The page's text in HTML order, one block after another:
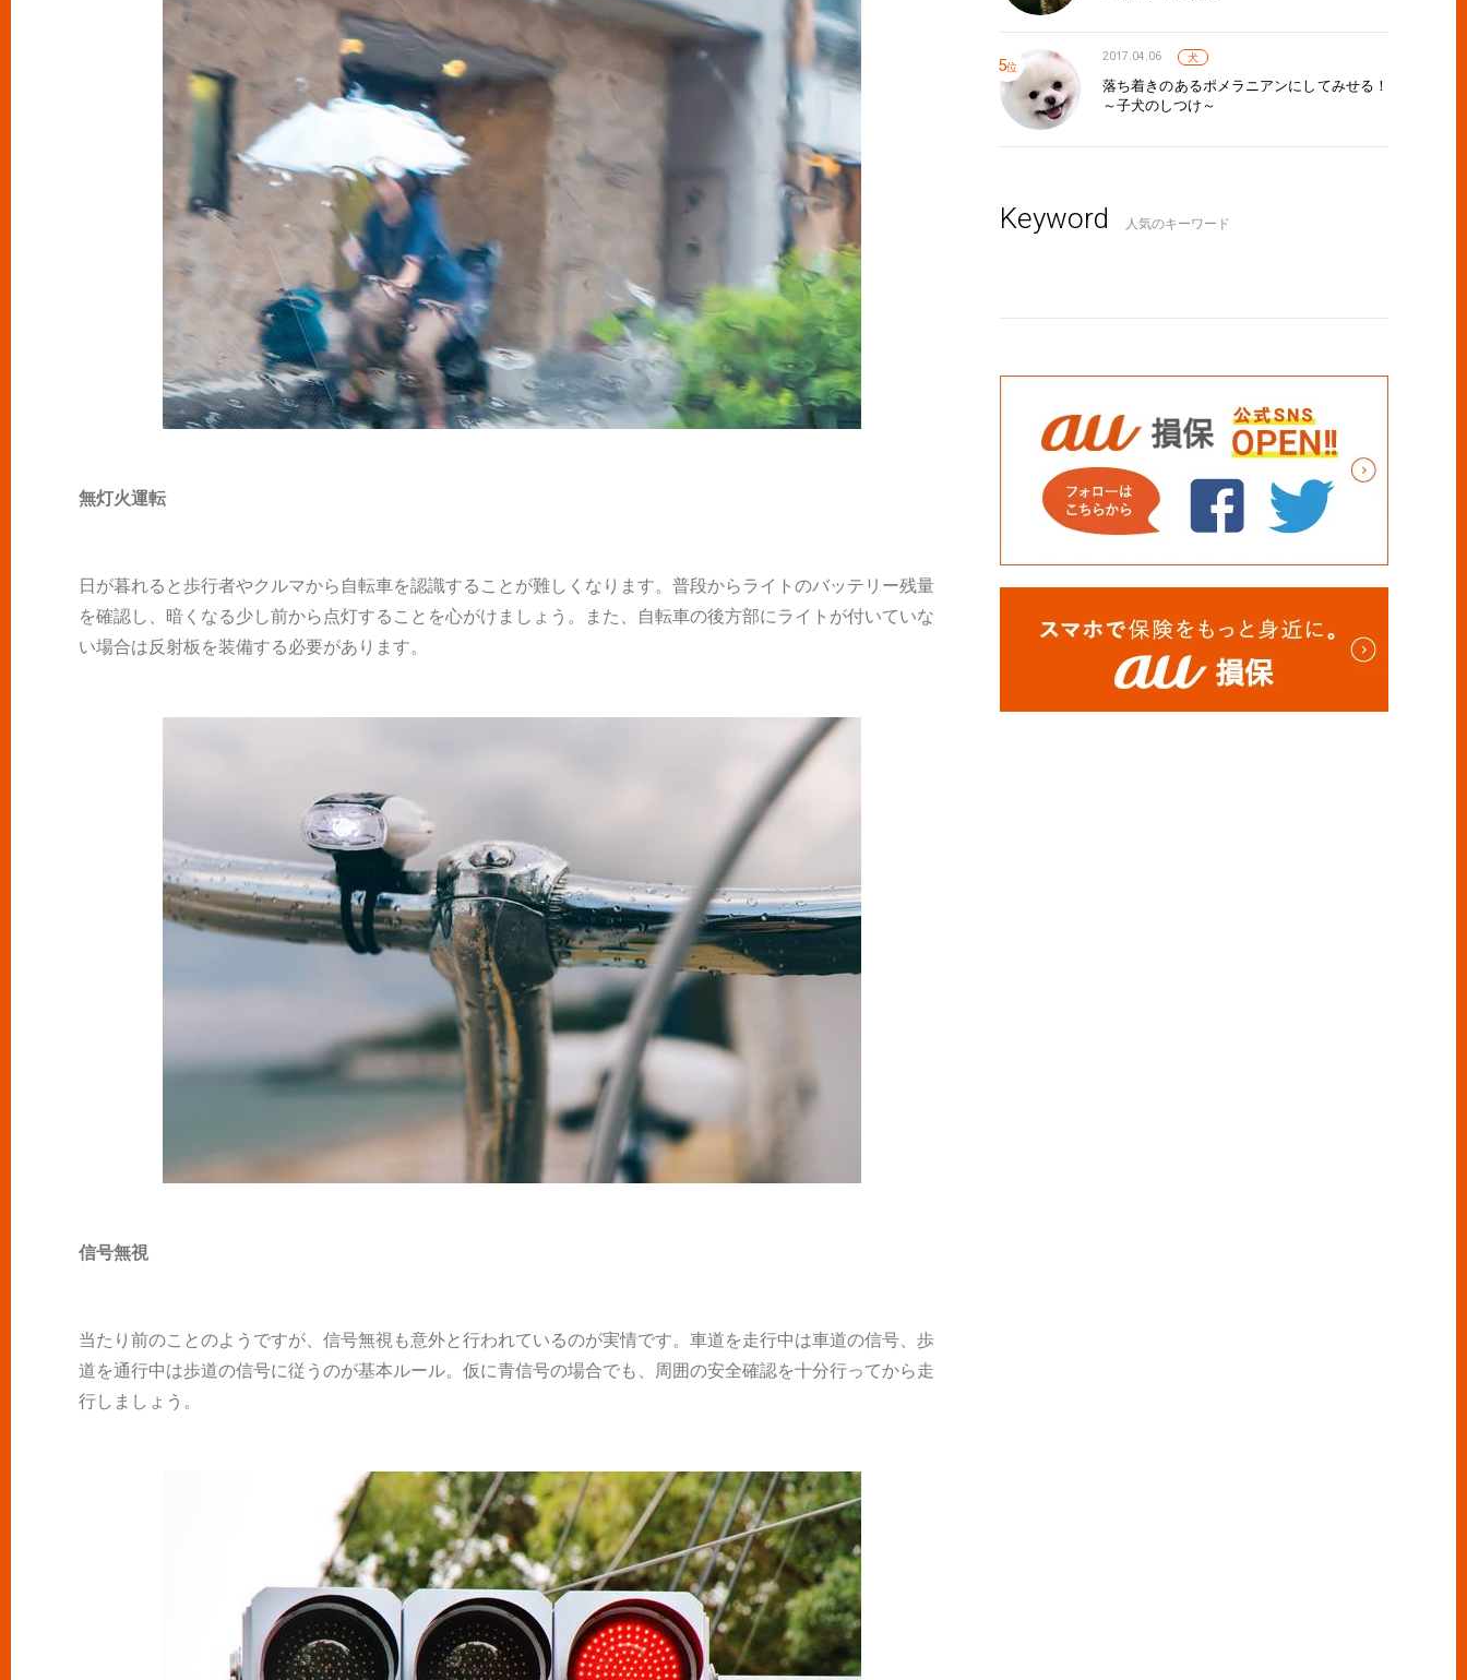
無灯火運転
日が暮れると歩行者やクルマから自転車を認識することが難しくなります。普段からライトのバッテリー残量
を確認し、暗くなる少し前から点灯することを心がけましょう。また、自転車の後方部にライトが付いていな
い場合は反射板を装備する必要があります。
信号無視
当たり前のことのようですが、信号無視も意外と行われているのが実情です。車道を走行中は車道の信号、歩
道を通行中は歩道の信号に従うのが基本ルール。仮に青信号の場合でも、周囲の安全確認を十分行ってから走
行しましょう。
2017.04.06 犬
落ち着きのあるポメラニアンにしてみせる！
～子犬のしつけ～
Keyword 人気のキーワード